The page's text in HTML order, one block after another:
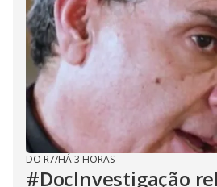
DO R7/HÁ 3 HORAS
#DocInvestigação